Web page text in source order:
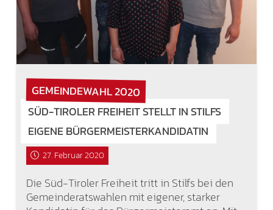
GEMEINDEWAHL 2020
SÜD-TIROLER FREIHEIT STELLT IN STILFS
EIGENE BÜRGERMEISTERKANDIDATIN
27. Februar 2020
Die Süd-Tiroler Freiheit tritt in Stilfs bei den
Gemeinderatswahlen mit eigener, starker